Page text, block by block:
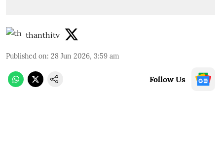
thanthitv
Published on: 28 Jun 2026, 3:59 am
Follow Us